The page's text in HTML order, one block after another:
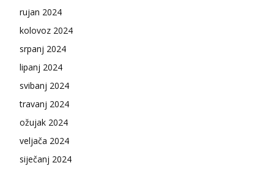
rujan 2024
kolovoz 2024
srpanj 2024
lipanj 2024
svibanj 2024
travanj 2024
ožujak 2024
veljača 2024
siječanj 2024